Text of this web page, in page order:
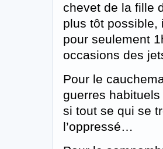
chevet de la fille
plus tôt possible,
pour seulement
occasions des
Pour le
guerres
si tout se qui se
l’oppressé…